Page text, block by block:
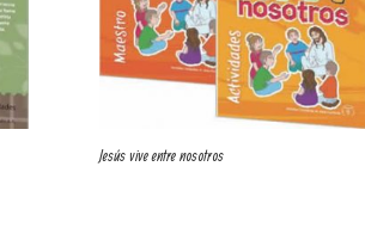
Jesús vive entre nosotros